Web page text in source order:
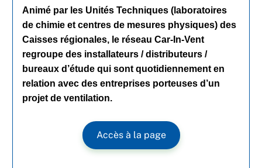
Animé par les Unités Techniques (laboratoires
de chimie et centres de mesures physiques) des
Caisses régionales, le réseau Car-In-Vent
regroupe des installateurs / distributeurs /
bureaux d’étude qui sont quotidiennement en
relation avec des entreprises porteuses d’un
projet de ventilation.
Accès à la page